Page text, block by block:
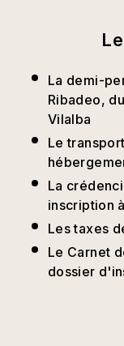
La demi-
Ribadeo,
Vilalba
Le
La
inscription
Les taxes
Le Carnet
dossier